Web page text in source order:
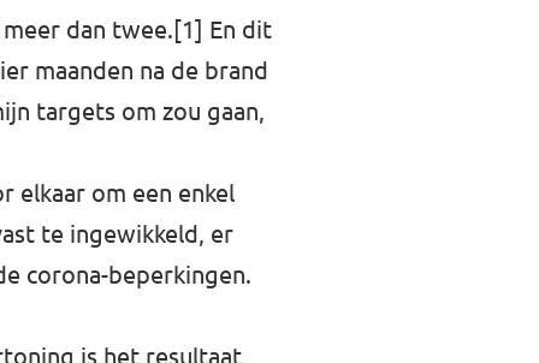
dan twee.[1] En dit
maanden na de brand
targets om zou gaan,
elkaar om een enkel
te ingewikkeld, er
corona-beperkingen.
is het resultaat